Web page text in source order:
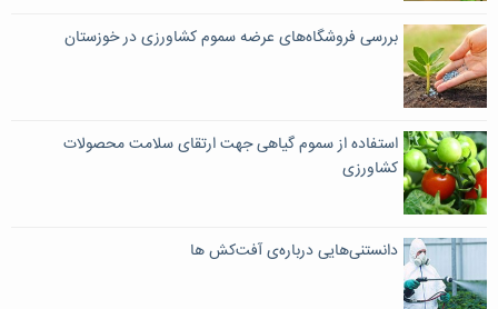
بررسی فروشگاه‌های عرضه سموم کشاورزی در خوزستان
استفاده از سموم گیاهی جهت ارتقای سلامت محصولات
کشاورزی
دانستنی‌هایی درباره‌ی آفت‌کش ها